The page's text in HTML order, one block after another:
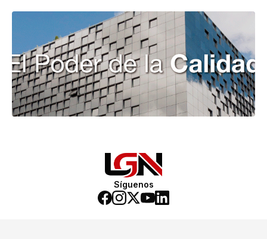
Síguenos